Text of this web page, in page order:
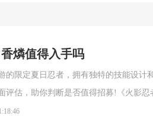
燐值得入手吗
的限定夏日忍者，拥有独特的技能设计
评估，助你判断是否值得招募!《火影
连击。前两段以锁链的上撩与横扫为主